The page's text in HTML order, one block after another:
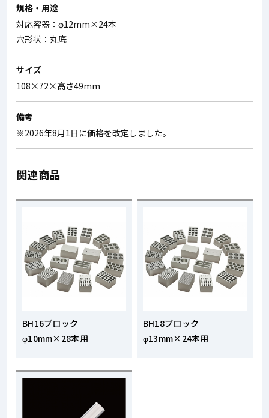
規格・用途
対応容器：φ12mm×24本
穴形状：丸底
サイズ
108×72×高さ49mm
備考
※2026年8月1日に価格を改定しました。
関連商品
BH16ブロック
φ10mm×28本用
BH18ブロック
φ13mm×24本用